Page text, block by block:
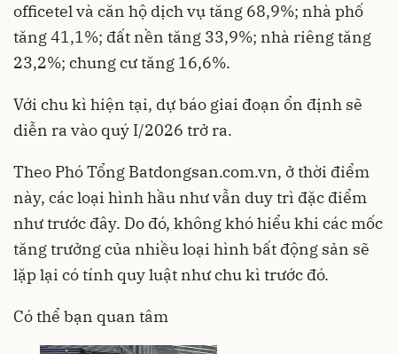
officetel và căn hộ dịch vụ tăng 68,9%; nhà phố
tăng 41,1%; đất nền tăng 33,9%; nhà riêng tăng
23,2%; chung cư tăng 16,6%.
Với chu kì hiện tại, dự báo giai đoạn ổn định sẽ
diễn ra vào quý I/2026 trở ra.
Theo Phó Tổng Batdongsan.com.vn, ở thời điểm
này, các loại hình hầu như vẫn duy trì đặc điểm
như trước đây. Do đó, không khó hiểu khi các mốc
tăng trưởng của nhiều loại hình bất động sản sẽ
lặp lại có tính quy luật như chu kì trước đó.
Có thể bạn quan tâm